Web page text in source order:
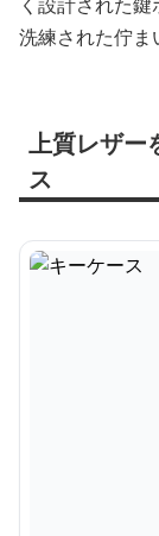
洗練された佇ま
上質レザー
ス